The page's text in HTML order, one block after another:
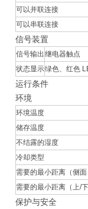
可以并联连接
可以串联连接
信号装置
信号输出 继电器触点
状态显示绿色、红色
运行条件
环境
环境温度
储存温度
不结露的湿度
冷却类型
需要的最小距离（侧
需要的最小距离（上/
保护与安全